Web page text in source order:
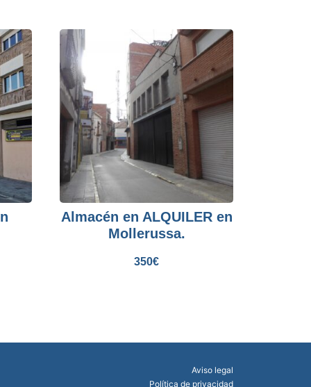
Almacén en ALQUILER en
Mollerussa.
350€
Aviso legal
Política de privacidad